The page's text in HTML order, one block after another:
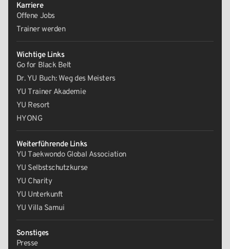
Karriere
Offene Jobs
Trainer werden
Wichtige Links
Go for Black Belt
Dr. YU Buch: Weg des Meisters
YU Trainer Akademie
YU Resort
HYONG
Weiterführende Links
YU Taekwondo Global Association
YU Selbstschutzkurse
YU Charity
YU Unterkunft
YU Villa Samui
Sonstiges
Presse